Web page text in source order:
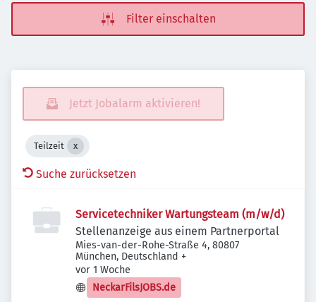
Filter einschalten
Jetzt Jobalarm aktivieren!
Teilzeit
Suche zurücksetzen
Servicetechniker Wartungsteam (m/w/d)
Stellenanzeige aus einem Partnerportal
Mies-van-der-Rohe-Straße 4, 80807
München, Deutschland +
Veröffentlicht
vor 1 Woche
NeckarFilsJOBS.de